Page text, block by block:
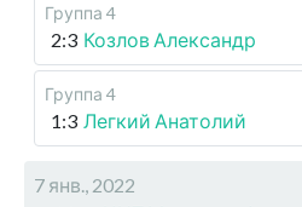
Группа 4
2:3 Козлов Александр
Группа 4
1:3 Легкий Анатолий
7 янв., 2022